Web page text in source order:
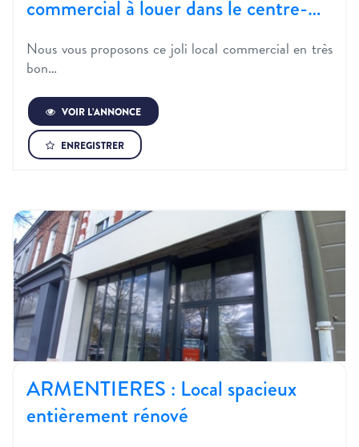
commercial à louer dans le centre-…
Nous vous proposons ce joli local commercial en très
bon…
VOIR L’ANNONCE
ENREGISTRER
ARMENTIERES : Local spacieux
entièrement rénové